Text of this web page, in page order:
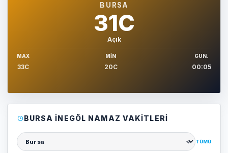
BURSA
31C
Açık
MAX
33C
MIN
20C
GUN.
00:05
BURSA İNEGÖL NAMAZ VAKITLERI
Şehir seçin
TÜMÜ